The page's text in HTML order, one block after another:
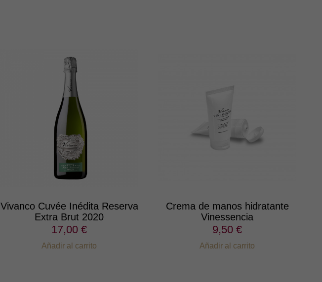
Vivanco Cuvée Inédita Reserva
Extra Brut 2020
17,00 €
Añadir al carrito
Crema de manos hidratante
Vinessencia
9,50 €
Añadir al carrito